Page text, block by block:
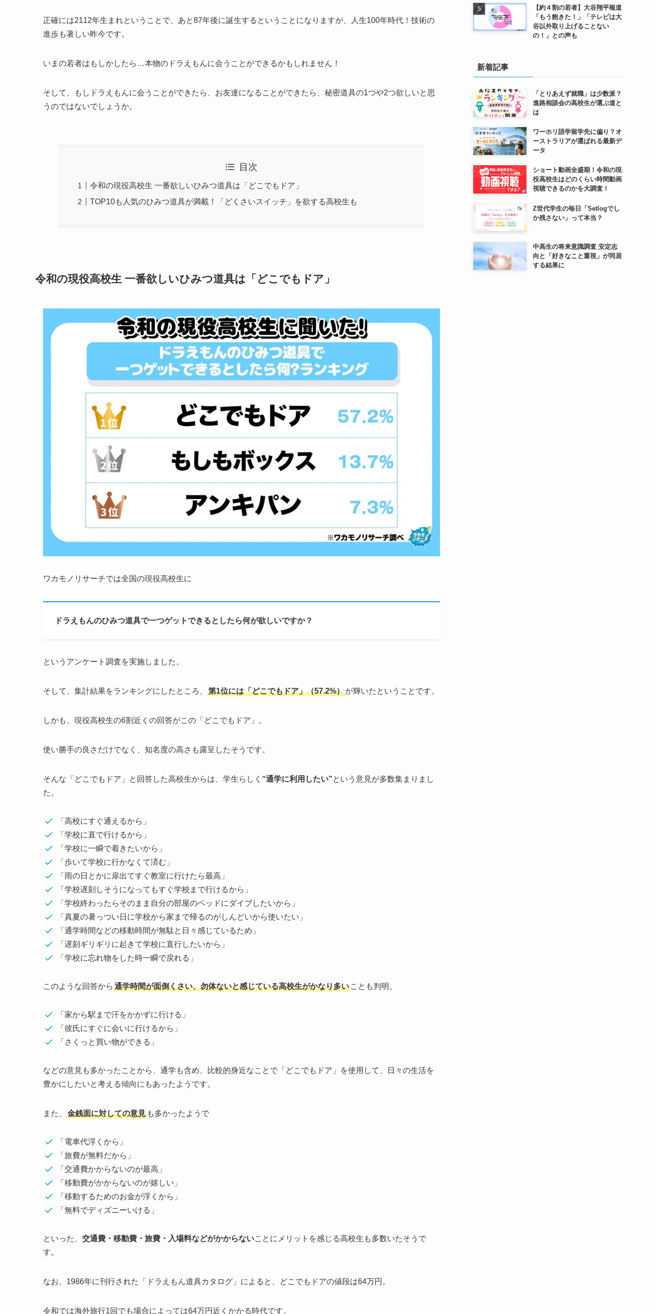
正確には2112年生まれということで、あと87年後に誕生するということになりますが、人生100年時代！技術の
進歩も著しい昨今です。
いまの若者はもしかしたら…本物のドラえもんに会うことができるかもしれません！
そして、もしドラえもんに会うことができたら、お友達になることができたら、秘密道具の1つや2つ欲しいと思
うのではないでしょうか。
目次
令和の現役高校生 一番欲しいひみつ道具は「どこでもドア」
TOP10も人気のひみつ道具が満載！「どくさいスイッチ」を欲する高校生も
令和の現役高校生 一番欲しいひみつ道具は「どこでもドア」
ワカモノリサーチでは全国の現役高校生に
ドラえもんのひみつ道具で一つゲットできるとしたら何が欲しいですか？
というアンケート調査を実施しました。
そして、集計結果をランキングにしたところ、 第1位には「どこでもドア」（57.2%）が輝いたということです。
しかも、現役高校生の6割近くの回答がこの「どこでもドア」。
使い勝手の良さだけでなく、知名度の高さも露呈したそうです。
そんな「どこでもドア」と回答した高校生からは、学生らしく “通学に利用したい”という意見が多数集まりまし
た。
「高校にすぐ通えるから」
「学校に直で行けるから」
「学校に一瞬で着きたいから」
「歩いて学校に行かなくて済む」
「雨の日とかに扉出てすぐ教室に行けたら最高」
「学校遅刻しそうになってもすぐ学校まで行けるから」
「学校終わったらそのまま自分の部屋のベッドにダイブしたいから」
「真夏の暑っつい日に学校から家まで帰るのがしんどいから使いたい」
「通学時間などの移動時間が無駄と日々感じているため」
「遅刻ギリギリに起きて学校に直行したいから」
「学校に忘れ物をした時一瞬で戻れる」
このような回答から 通学時間が面倒くさい、勿体ないと感じている高校生がかなり多い ことも判明。
「家から駅まで汗をかかずに行ける」
「彼氏にすぐに会いに行けるから」
「さくっと買い物ができる」
などの意見も多かったことから、通学も含め、比較的身近なことで「どこでもドア」を使用して、日々の生活を
豊かにしたいと考える傾向にもあったようです。
また、 金銭面に対しての意見 も多かったようで
「電車代浮くから」
「旅費が無料だから」
「交通費かからないのが最高」
「移動費がかからないのが嬉しい」
「移動するためのお金が浮くから」
「無料でディズニーいける」
といった、 交通費・移動費・旅費・入場料などがかからないことにメリットを感じる高校生も多数いたそうで
す。
なお、1986年に刊行された「ドラえもん道具カタログ」によると、どこでもドアの値段は64万円。
令和では海外旅行1回でも場合によっては64万円近くかかる時代です。
【約４割の若者】大谷翔平報道
「もう飽きた！」「テレビは大
谷以外取り上げることない
の！」との声も
新着記事
「とりあえず就職」は少数派？
進路相談会の高校生が選ぶ道と
は
ワーホリ語学留学先に偏り？オ
ーストラリアが選ばれる最新デ
ータ
ショート動画全盛期！令和の現
役高校生はどのくらい時間動画
視聴できるのかを大調査！
Z世代学生の毎日「Setlogでし
か残さない」って本当？
中高生の将来意識調査 安定志
向と「好きなこと重視」が同居
する結果に